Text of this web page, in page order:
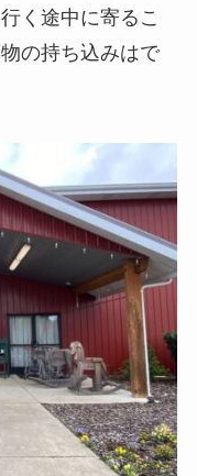
く途中に寄るこ
の持ち込みはで